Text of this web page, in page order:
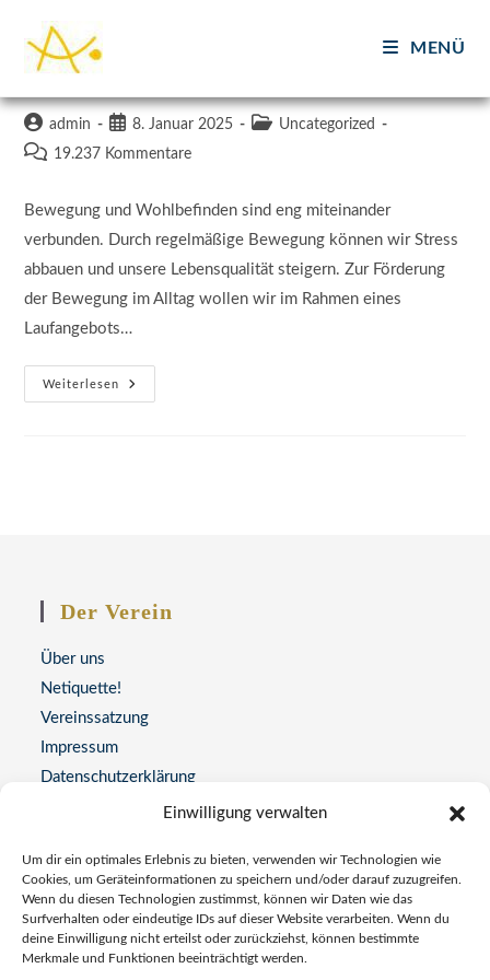
Einwilligung verwalten
Um dir ein optimales Erlebnis zu bieten, verwenden wir Technologien wie
Cookies, um Geräteinformationen zu speichern und/oder darauf zuzugreifen.
Wenn du diesen Technologien zustimmst, können wir Daten wie das
Surfverhalten oder eindeutige IDs auf dieser Website verarbeiten. Wenn du
deine Einwilligung nicht erteilst oder zurückziehst, können bestimmte
Merkmale und Funktionen beeinträchtigt werden.
Inhalt
springen
MENÜ
Lauftreff
Beitrags-
Autor:
admin
Beitrag
veröffentlicht:
8. Januar 2025
Beitrags-Uncategorized
Beitrags-19.237 Kommentare
Bewegung und Wohlbefinden sind eng miteinander
verbunden. Durch regelmäßige Bewegung können wir Stress
abbauen und unsere Lebensqualität steigern. Zur Förderung
der Bewegung im Alltag wollen wir im Rahmen eines
Laufangebots…
Weiterlesen Lauftreff
Der Verein
Über uns
Netiquette!
Vereinssatzung
Impressum
Datenschutzerklärung
Adresse:
Universitätsstraße 77, 44789 Bochum
Telefon
0234 337772